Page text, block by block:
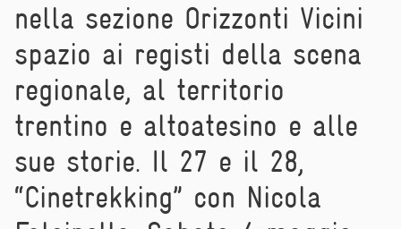
nella sezione Orizzonti Vicini
spazio ai registi della scena
regionale, al territorio
trentino e altoatesino e alle
sue storie. Il 27 e il 28,
“Cinetrekking” con Nicola